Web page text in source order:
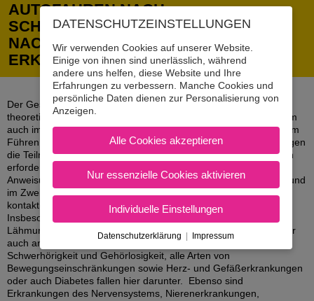
AUTOFAHREN NACH
SCHLAGANFALL BZW. MIT ODER
NACH SCHWEREN
ERKRANKUNGEN
Der Gesetzgeber verlangt von Personen neben den nötigen
theoretischen Kenntnissen und praktischen Fertigkeiten vor allem
auch immer die notwendige körperliche und geistige Eignung zum
Führen von Fahrzeugen im öffentlichen Verkehr! Gründe die gegen
die Teilnahme mit Fahrzeugen am öffentlichen Verkehr sprechen
erfordern eine nähere Abklärung. Insbesondere ist den
Anweisungen eines allfälligen Patientenbriefes nachzukommen und
im Zweifel unbedingt vorher der zuständige Amtsarzt zu
kontaktieren!
Insbesondere nach Schlaganfällen (mit und ohne
Lähmungserscheinungen) ist allerhöchste Vorsicht geboten, aber
auch andere Gründe wie mangelndes Sehvermögen,
Schwerhörigkeit und Gehörlosigkeit, alle Arten von
Bewegungseinschränkungen sowie Herz- und Gefäßerkrankungen
oder auch Diabetes fallen hier darunter. Ebenso sind
Erkrankungen des Nervensystems, Nierenerkrankungen,
DATENSCHUTZ­EINSTELLUNGEN
Wir verwenden Cookies auf unserer Website.
Einige von ihnen sind unerlässlich, während
andere uns helfen, diese Website und Ihre
Erfahrungen zu verbessern. Manche Cookies und
persönliche Daten dienen zur Personalisierung von
Anzeigen.
Alle Cookies akzeptieren
Nur essenzielle Cookies aktivieren
Individuelle Einstellungen
Datenschutzerklärung | Impressum